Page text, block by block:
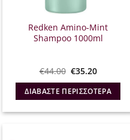
Redken Amino-Mint
Shampoo 1000ml
€44.00 Original
was:
€44.00.
€35.20Η
τιμή
είναι:
ΔΙΑΒΆΣΤΕ ΠΕΡΙΣΣΌΤΕΡΑ